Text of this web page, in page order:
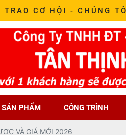
TRAO CƠ HỘI - CHÚNG
SẢN PHẨM CÔNG TRÌNH
VÀ GIÁ MỚI 2026